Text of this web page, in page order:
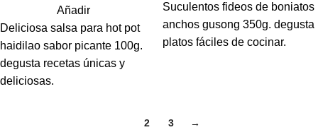
Añadir
Deliciosa salsa para hot pot
haidilao sabor picante 100g.
degusta recetas únicas y
deliciosas.
Suculentos fideos de boniatos
anchos gusong 350g. degusta
platos fáciles de cocinar.
2 3 →